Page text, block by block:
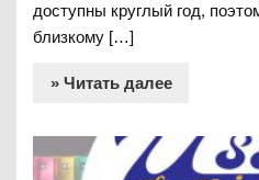
доступны круглый год,
близкому […]
» Читать далее